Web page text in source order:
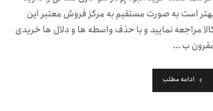
است به صورت مستقیم به مرکز فروش معتبر این
مراجعه نمایید و با حذف واسطه‌ ها و دلال‌ ها خریدی
ب ...
ادامه مطلب